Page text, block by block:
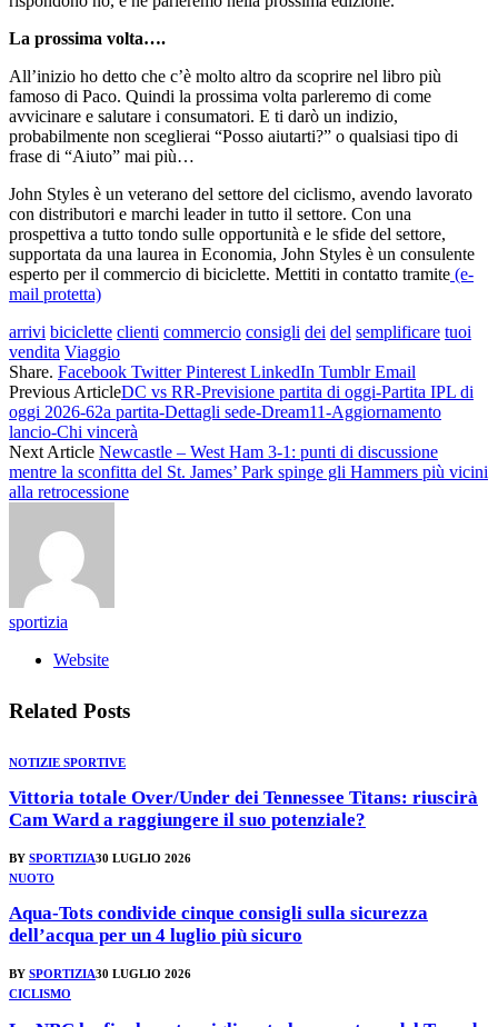
La prossima volta….
All’inizio ho detto che c’è molto altro da scoprire nel libro più
famoso di Paco. Quindi la prossima volta parleremo di come
avvicinare e salutare i consumatori. E ti darò un indizio,
probabilmente non sceglierai “Posso aiutarti?” o qualsiasi tipo di
frase di “Aiuto” mai più…
John Styles è un veterano del settore del ciclismo, avendo lavorato
con distributori e marchi leader in tutto il settore. Con una
prospettiva a tutto tondo sulle opportunità e le sfide del settore,
supportata da una laurea in Economia, John Styles è un consulente
esperto per il commercio di biciclette. Mettiti in contatto tramite (e-
mail protetta)
arrivi biciclette clienti commercio consigli dei del semplificare tuoi
vendita Viaggio
Share. Facebook Twitter Pinterest LinkedIn Tumblr Email
Previous ArticleDC vs RR-Previsione partita di oggi-Partita IPL di
oggi 2026-62a partita-Dettagli sede-Dream11-Aggiornamento
lancio-Chi vincerà
Next Article Newcastle – West Ham 3-1: punti di discussione
mentre la sconfitta del St. James’ Park spinge gli Hammers più vicini
alla retrocessione
sportizia
Website
Related Posts
NOTIZIE SPORTIVE
Vittoria totale Over/Under dei Tennessee Titans: riuscirà
Cam Ward a raggiungere il suo potenziale?
BY SPORTIZIA30 LUGLIO 2026
NUOTO
Aqua-Tots condivide cinque consigli sulla sicurezza
dell’acqua per un 4 luglio più sicuro
BY SPORTIZIA30 LUGLIO 2026
CICLISMO